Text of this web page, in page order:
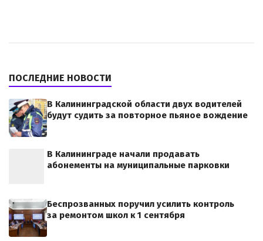
ПОСЛЕДНИЕ НОВОСТИ
В Калининградской области двух водителей
будут судить за повторное пьяное вождение
В Калининграде начали продавать
абонементы на муниципальные парковки
Беспрозванных поручил усилить контроль
за ремонтом школ к 1 сентября